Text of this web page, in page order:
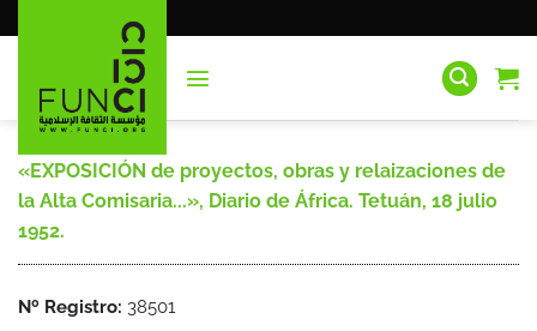
al
«EXPOSICIÓN de proyectos, obras y relaizaciones de
la Alta Comisaria...», Diario de África. Tetuán, 18 julio
1952.
Nº Registro: 38501